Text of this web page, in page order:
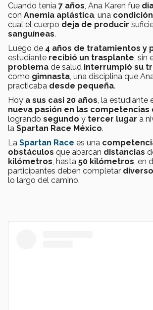
Cuando tenía 7 años , Ana Karen fue
con Anemia aplástica , una
cual el cuerpo deja de producir
sanguíneas.
Luego de 4 años de tratamientos y
estudiante recibió un trasplante ,
problema de salud interrumpió su
como gimnasta , una disciplina que
practicaba desde pequeña.
Hoy a sus casi 20 años , la estudiante
nueva pasión en las
logrando segundo y tercer lugar a
la Spartan Race México.
La Spartan Race es una
obstáculos que abarcan distancias
kilómetros , hasta 50 kilómetros , en
participantes deben completar
lo largo del camino.